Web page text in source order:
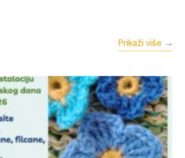
Prikaži više